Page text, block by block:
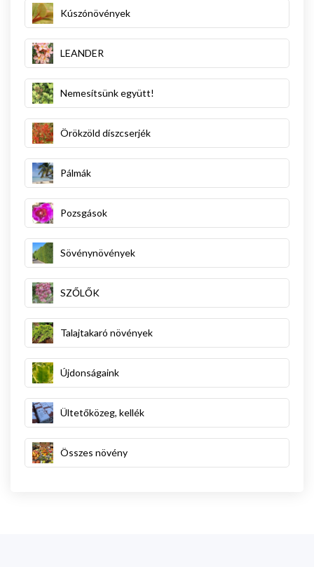
Kúszónövények
LEANDER
Nemesítsünk együtt!
Örökzöld díszcserjék
Pálmák
Pozsgások
Sövénynövények
SZŐLŐK
Talajtakaró növények
Újdonságaink
Ültetőközeg, kellék
Összes növény